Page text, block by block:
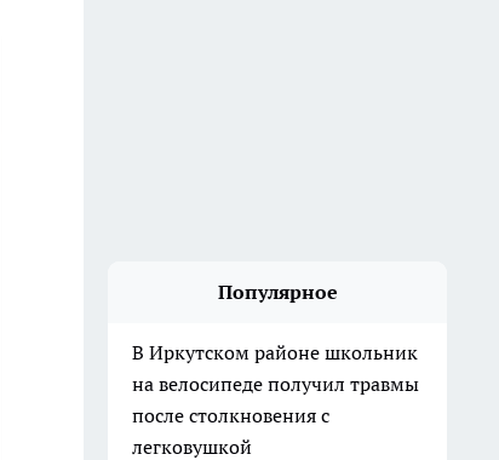
Популярное
В Иркутском районе школьник
на велосипеде получил травмы
после столкновения с
легковушкой